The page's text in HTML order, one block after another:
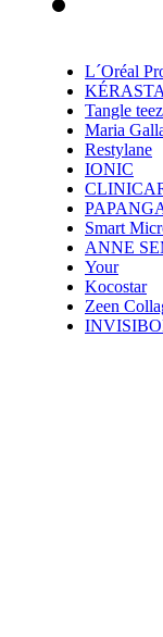
L´Oréal
Tangle
Maria
Restylane
IONIC
Smart
ANNE
Your
Kocostar
Zeen